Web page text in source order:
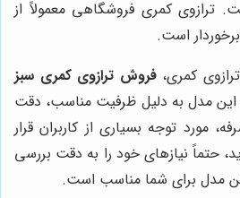
ترازوی کمری فروشگاهی معمولاً از
است.
کمری،فروش ترازوی کمری سبز
مدل به دلیل ظرفیت مناسب، دقت
مورد توجه بسیاری از کاربران قرار
حتماً نیازهای خود را به دقت بررسی
مدل برای شما مناسب است.